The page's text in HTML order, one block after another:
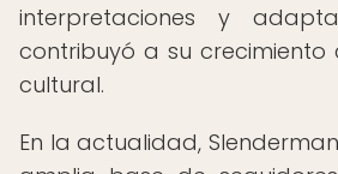
interpretaciones y
contribuyó a su crecimiento
cultural.
En la actualidad,